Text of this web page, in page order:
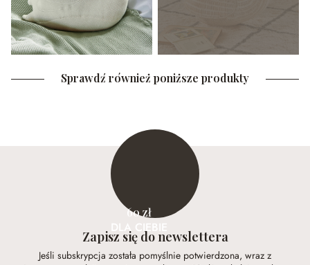
Sprawdź również poniższe produkty
60 zł
DLA CIEBIE
Zapisz się do newslettera
Jeśli subskrypcja została pomyślnie potwierdzona, wraz z